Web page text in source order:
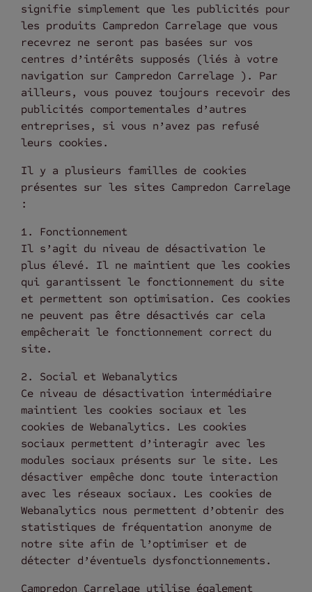
signifie simplement que les publicités pour
les produits Campredon Carrelage que vous
recevrez ne seront pas basées sur vos
centres d’intérêts supposés (liés à votre
navigation sur Campredon Carrelage ). Par
ailleurs, vous pouvez toujours recevoir des
publicités comportementales d’autres
entreprises, si vous n’avez pas refusé
leurs cookies.
Il y a plusieurs familles de cookies
présentes sur les sites Campredon Carrelage
:
1. Fonctionnement
Il s’agit du niveau de désactivation le
plus élevé. Il ne maintient que les cookies
qui garantissent le fonctionnement du site
et permettent son optimisation. Ces cookies
ne peuvent pas être désactivés car cela
empêcherait le fonctionnement correct du
site.
2. Social et Webanalytics
Ce niveau de désactivation intermédiaire
maintient les cookies sociaux et les
cookies de Webanalytics. Les cookies
sociaux permettent d’interagir avec les
modules sociaux présents sur le site. Les
désactiver empêche donc toute interaction
avec les réseaux sociaux. Les cookies de
Webanalytics nous permettent d’obtenir des
statistiques de fréquentation anonyme de
notre site afin de l’optimiser et de
détecter d’éventuels dysfonctionnements.
Campredon Carrelage utilise également